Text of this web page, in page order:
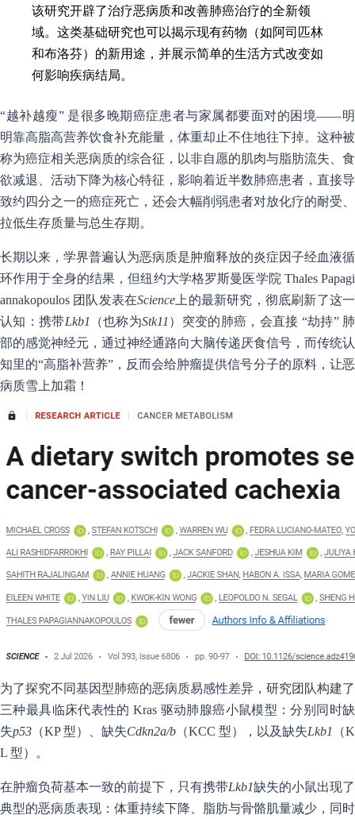
该研究开辟了治疗恶病质和改善肺癌治疗的全新领
域。这类基础研究也可以揭示现有药物（如阿司匹林
和布洛芬）的新用途，并展示简单的生活方式改变如
何影响疾病结局。
“越补越瘦” 是很多晚期癌症患者与家属都要面对的困境——明
明靠高脂高营养饮食补充能量，体重却止不住地往下掉。这种被
称为癌症相关恶病质的综合征，以非自愿的肌肉与脂肪流失、食
欲减退、活动下降为核心特征，影响着近半数肺癌患者，直接导
致约四分之一的癌症死亡，还会大幅削弱患者对放化疗的耐受、
拉低生存质量与总生存期。
长期以来，学界普遍认为恶病质是肿瘤释放的炎症因子经血液循
环作用于全身的结果，但纽约大学格罗斯曼医学院 Thales Papagi
annakopoulos 团队发表在Science上的最新研究，彻底刷新了这一
认知：携带Lkb1 （也称为Stk11 ）突变的肺癌，会直接 “劫持” 肺
部的感觉神经元，通过神经通路向大脑传递厌食信号，而传统认
知里的“高脂补营养”，反而会给肿瘤提供信号分子的原料，让恶
病质雪上加霜！
为了探究不同基因型肺癌的恶病质易感性差异，研究团队构建了
三种最具临床代表性的 Kras 驱动肺腺癌小鼠模型：分别同时缺
失p53 （KP 型）、缺失Cdkn2a/b （KCC 型），以及缺失Lkb1
（K
L 型）。
在肿瘤负荷基本一致的前提下，只有携带Lkb1缺失的小鼠出现了
典型的恶病质表现：体重持续下降、脂肪与骨骼肌量减少，同时